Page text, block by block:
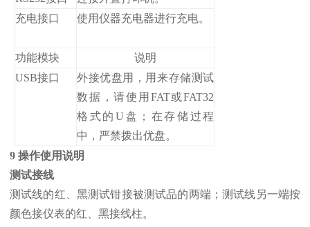
充电接口
使用仪器充电器进行充电。
功能模块
说明
USB接口
外接优盘用，用来存储测试
数据，请使用FAT或FAT32
格式的U盘；在存储过程
中，严禁拨出优盘。
9 操作使用说明
测试接线
测试线的红、黑测试钳接被测试品的两端；测试线另一端按
颜色接仪表的红、黑接线柱。